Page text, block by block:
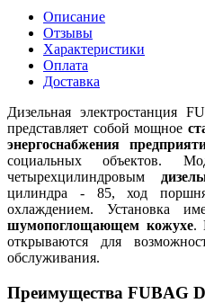
Описание
Отзывы
Характеристики
Оплата
Доставка
Дизельная электростанция
представляет собой мощное
энергоснабжения
социальных объектов.
четырехцилиндровым
цилиндра - 85, ход
охлаждением. Установка
шумопоглощающем кожухе.
открываются для
обслуживания.
Преимущества FUBAG